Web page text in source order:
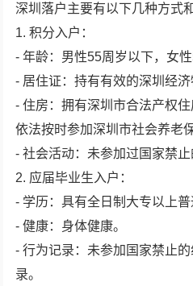
深圳落户主要有以下几种方式
1. 积分入户：
- 年龄：男性55周岁以下，女性
- 居住证：持有有效的深圳经济
- 住房：拥有深圳市合法产权
依法按时参加深圳市社会养老
- 社会活动：未参加过国家禁止
2. 应届毕业生入户：
- 学历：具有全日制大专以上普
- 健康：身体健康。
- 行为记录：未参加国家禁止
录。